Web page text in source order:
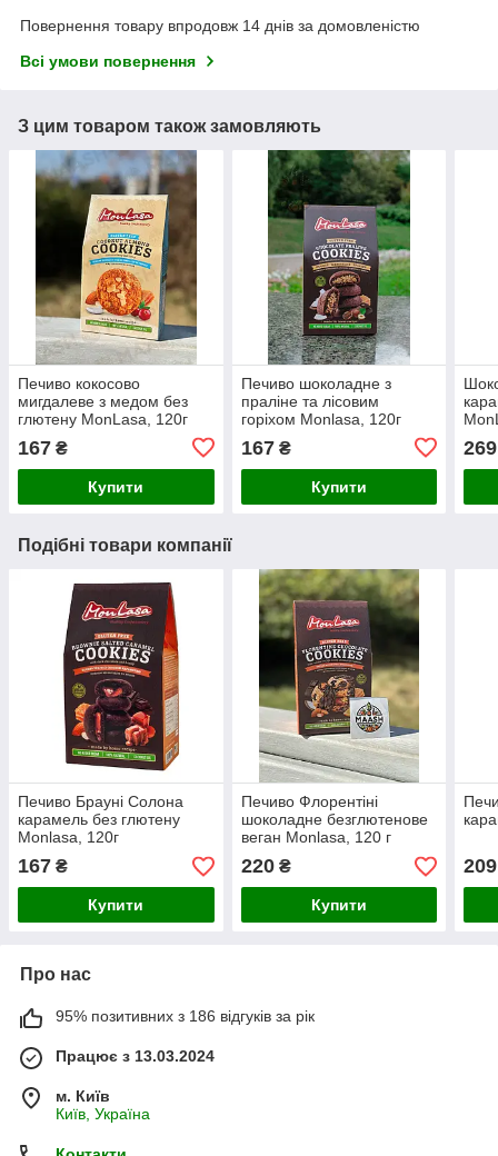
Повернення товару впродовж 14 днів за домовленістю
Всі умови повернення
З цим товаром також замовляють
Печиво кокосово
мигдалеве з медом без
глютену MonLasa, 120г
167 ₴
Купити
Печиво шоколадне з
праліне та лісовим
горіхом Monlasa, 120г
167₴
Купити
269
Подібні товари компанії
Печиво Брауні Солона
карамель без глютену
Monlasa, 120г
167 ₴
Купити
Печиво Флорентіні
шоколадне безглютенове
веган Monlasa, 120 г
220₴
Купити
209
Про нас
95% позитивних з 186 відгуків за рік
Працює з 13.03.2024
м. Київ
Київ, Україна